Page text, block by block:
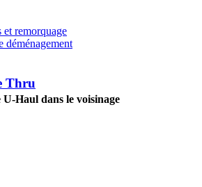
et remorquage
déménagement
Thru
U-Haul dans le voisinage